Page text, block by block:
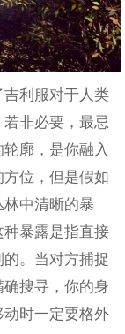
利服对于人类
非必要，最忌
廓，是你融入
位，但是假如
中清晰的暴
暴露是指直接
。当对方捕捉
搜寻，你的身
时一定要格外